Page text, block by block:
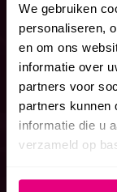
We gebruiken
personaliseren,
en om ons
informatie over
partners voor
partners kunnen
informatie die u
verzameld op